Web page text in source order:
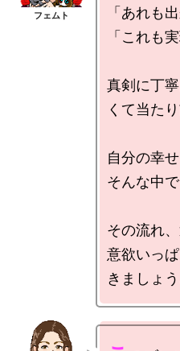
「あれも
「これも
真剣に丁
くて当たり
自分の幸
そんな中
その流れ
意欲いっ